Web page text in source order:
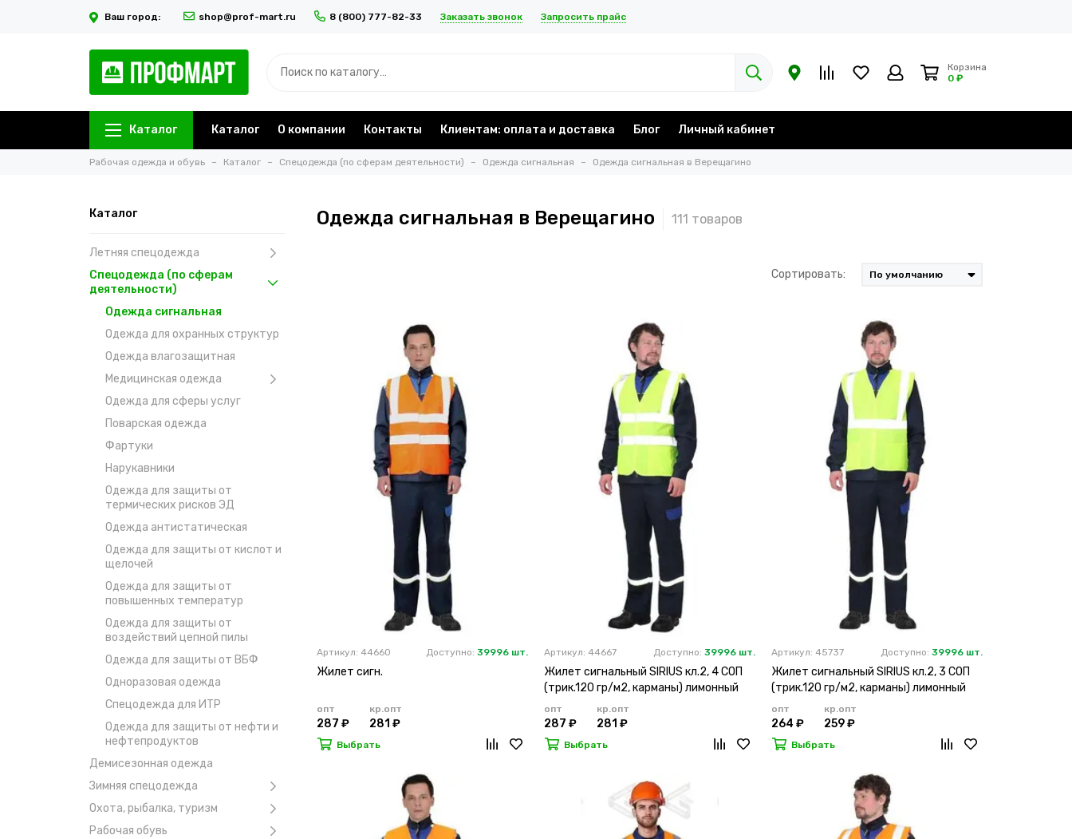
Ваш город: shop@prof-mart.ru 8 (800) 777-82-33 Заказать звонок Запросить прайс
Корзина
0 ₽
Каталог Каталог О компании Контакты Клиентам: оплата и доставка Блог Личный кабинет
Рабочая одежда и обувь Каталог Спецодежда (по сферам деятельности) Одежда сигнальная Одежда сигнальная в Верещагино
Каталог
Летняя спецодежда
Спецодежда (по сферам
деятельности)
Одежда сигнальная
Одежда для охранных структур
Одежда влагозащитная
Медицинская одежда
Одежда для сферы услуг
Поварская одежда
Фартуки
Нарукавники
Одежда для защиты от
термических рисков ЭД
Одежда антистатическая
Одежда для защиты от кислот и
щелочей
Одежда для защиты от
повышенных температур
Одежда для защиты от
воздействий цепной пилы
Одежда для защиты от ВБФ
Одноразовая одежда
Спецодежда для ИТР
Одежда для защиты от нефти и
нефтепродуктов
Демисезонная одежда
Зимняя спецодежда
Охота, рыбалка, туризм
Рабочая обувь
Одежда сигнальная в Верещагино
Сортировать:
Артикул: 44660 Доступно: 39996 шт.
Жилет сигн.
опт
287 ₽
кр.опт
281 ₽
Выбрать
Артикул: 44667 Доступно: 39996 шт.
Жилет сигнальный SIRIUS кл.2, 4 СОП
(трик.120 гр/м2, карманы) лимонный
опт
287 ₽
кр.опт
281 ₽
Выбрать
Артикул: 45737 Доступно: 39996 шт.
Жилет сигнальный SIRIUS кл.2, 3 СОП
(трик.120 гр/м2, карманы) лимонный
опт
264 ₽
кр.опт
259 ₽
Выбрать